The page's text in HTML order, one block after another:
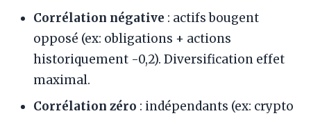
Corrélation négative : actifs bougent
opposé (ex: obligations + actions
historiquement -0,2). Diversification effet
maximal.
Corrélation zéro : indépendants (ex: crypto